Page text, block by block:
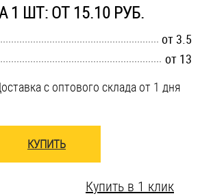
1 ШТ: ОТ 15.10 РУБ.
от 3.5
от 13
с оптового склада от 1 дня
КУПИТЬ
Купить в 1 клик